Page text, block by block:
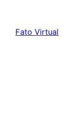
content
Fato Virtual